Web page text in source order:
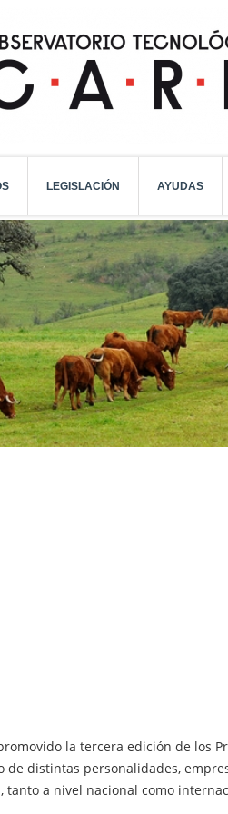
LEGISLACIÓN AYUDAS
la tercera edición de los
distintas personalidades,
tanto a nivel nacional como